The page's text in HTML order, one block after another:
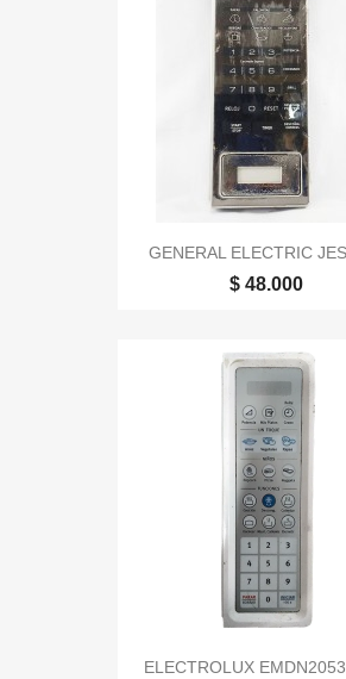
GENERAL ELECTRIC
$ 48.000
ELECTROLUX